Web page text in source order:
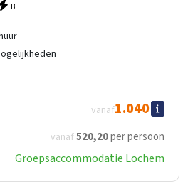
B
vanaf520,20per persoon
vanaf1.040
Groepsaccommodatie Lochem